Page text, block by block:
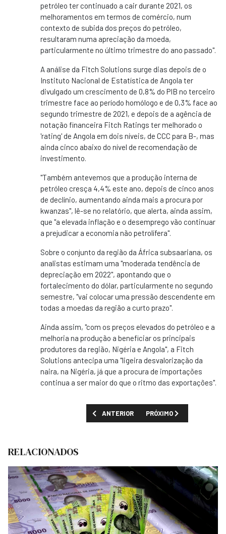
petróleo ter continuado a cair durante 2021, os
melhoramentos em termos de comércio, num
contexto de subida dos preços do petróleo,
resultaram numa apreciação da moeda,
particularmente no último trimestre do ano passado".
A análise da Fitch Solutions surge dias depois de o
Instituto Nacional de Estatística de Angola ter
divulgado um crescimento de 0,8% do PIB no terceiro
trimestre face ao período homólogo e de 0,3% face ao
segundo trimestre de 2021, e depois de a agência de
notação financeira Fitch Ratings ter melhorado o
'rating' de Angola em dois níveis, de CCC para B-, mas
ainda cinco abaixo do nível de recomendação de
investimento.
"Também antevemos que a produção interna de
petróleo cresça 4,4% este ano, depois de cinco anos
de declínio, aumentando ainda mais a procura por
kwanzas", lê-se no relatório, que alerta, ainda assim,
que "a elevada inflação e o desemprego vão continuar
a prejudicar a economia não petrolífera".
Sobre o conjunto da região da África subsaariana, os
analistas estimam uma "moderada tendência de
depreciação em 2022", apontando que o
fortalecimento do dólar, particularmente no segundo
semestre, "vai colocar uma pressão descendente em
todas a moedas da região a curto prazo".
Ainda assim, "com os preços elevados do petróleo e a
melhoria na produção a beneficiar os principais
produtores da região, Nigéria e Angola", a Fitch
Solutions antecipa uma "ligeira desvalorização da
naira, na Nigéria, já que a procura de importações
continua a ser maior do que o ritmo das exportações".
ARTIGO ANTERIOR: COTAÇÃO DO BARRIL
ANTERIOR PRÓXIMO ARTIGO: FMI
PRÓXIMO
RELACIONADOS